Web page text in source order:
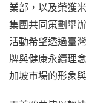
業部，以及榮獲
集團共同策劃舉
活動希望透過臺
牌與健康永續理
加坡市場的形象